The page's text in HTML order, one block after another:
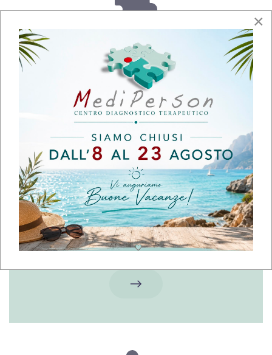
Fisiatria
Ginecologia
×